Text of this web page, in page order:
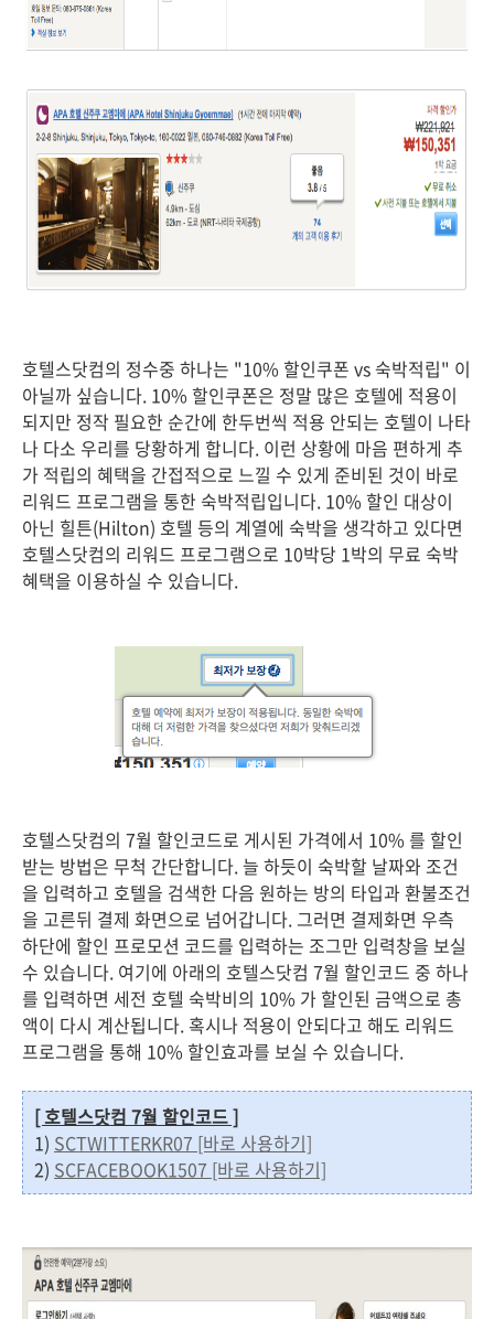
호텔스닷컴의 정수중 하나는 "10% 할인쿠폰 vs 숙박적립" 이
아닐까 싶습니다. 10% 할인쿠폰은 정말 많은 호텔에 적용이
되지만 정작 필요한 순간에 한두번씩 적용 안되는 호텔이 나타
나 다소 우리를 당황하게 합니다. 이런 상황에 마음 편하게 추
가 적립의 혜택을 간접적으로 느낄 수 있게 준비된 것이 바로
리워드 프로그램을 통한 숙박적립입니다. 10% 할인 대상이
아닌 힐튼(Hilton) 호텔 등의 계열에 숙박을 생각하고 있다면
호텔스닷컴의 리워드 프로그램으로 10박당 1박의 무료 숙박
혜택을 이용하실 수 있습니다.
호텔스닷컴의 7월 할인코드로 게시된 가격에서 10% 를 할인
받는 방법은 무척 간단합니다. 늘 하듯이 숙박할 날짜와 조건
을 입력하고 호텔을 검색한 다음 원하는 방의 타입과 환불조건
을 고른뒤 결제 화면으로 넘어갑니다. 그러면 결제화면 우측
하단에 할인 프로모션 코드를 입력하는 조그만 입력창을 보실
수 있습니다. 여기에 아래의 호텔스닷컴 7월 할인코드 중 하나
를 입력하면 세전 호텔 숙박비의 10% 가 할인된 금액으로 총
액이 다시 계산됩니다. 혹시나 적용이 안되다고 해도 리워드
프로그램을 통해 10% 할인효과를 보실 수 있습니다.
[ 호텔스닷컴 7월 할인코드 ]
1) SCTWITTERKR07 [바로 사용하기]
2) SCFACEBOOK1507 [바로 사용하기]